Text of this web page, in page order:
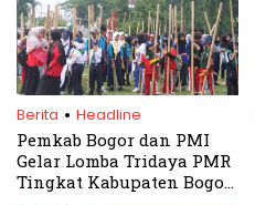
Berita . Headline
Pemkab Bogor dan PMI
Gelar Lomba Tridaya PMR
Tingkat Kabupaten Bogor